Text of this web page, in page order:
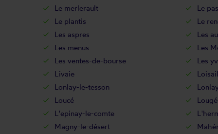
Le merlerault
Le
Le plantis
Le
Les aspres
Les
Les menus
Les
Les ventes-de-bourse
Les
Livaie
Loisail
Lonlay-le-tesson
Loucé
L'epinay-le-comte
Magny-le-désert